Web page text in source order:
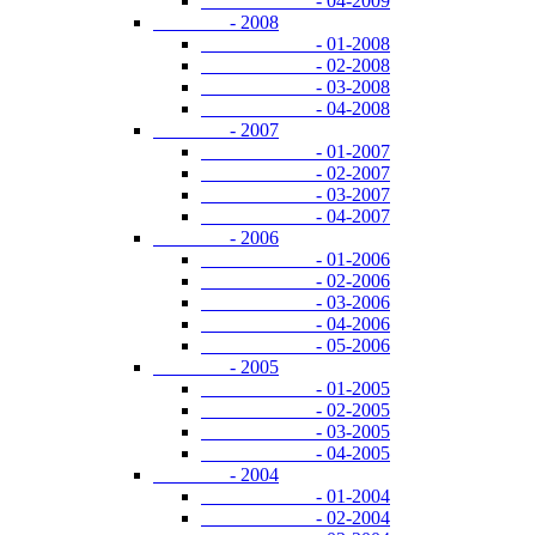
- 2008
- 01-2008
- 02-2008
- 03-2008
- 04-2008
- 2007
- 01-2007
- 02-2007
- 03-2007
- 04-2007
- 2006
- 01-2006
- 02-2006
- 03-2006
- 04-2006
- 05-2006
- 2005
- 01-2005
- 02-2005
- 03-2005
- 04-2005
- 2004
- 01-2004
- 02-2004